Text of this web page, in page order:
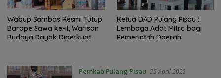
Wabup Sambas Resmi Tutup
Barape Sawa ke-II, Warisan
Budaya Dayak Diperkuat
Ketua DAD Pulang Pisau :
Lembaga Adat Mitra bagi
Pemerintah Daerah
Pemkab Pulang Pisau 25 April 2025